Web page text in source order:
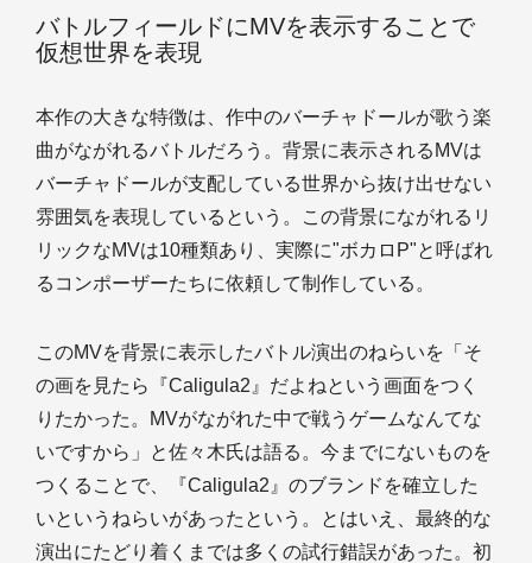
バトルフィールドにMVを表示することで
仮想世界を表現
本作の大きな特徴は、作中のバーチャドールが歌う楽
曲がながれるバトルだろう。背景に表示されるMVは
バーチャドールが支配している世界から抜け出せない
雰囲気を表現しているという。この背景にながれるリ
リックなMVは10種類あり、実際に"ボカロP"と呼ばれ
るコンポーザーたちに依頼して制作している。
このMVを背景に表示したバトル演出のねらいを「そ
の画を見たら『Caligula2』だよねという画面をつく
りたかった。MVがながれた中で戦うゲームなんてな
いですから」と佐々木氏は語る。今までにないものを
つくることで、『Caligula2』のブランドを確立した
いというねらいがあったという。とはいえ、最終的な
演出にたどり着くまでは多くの試行錯誤があった。初